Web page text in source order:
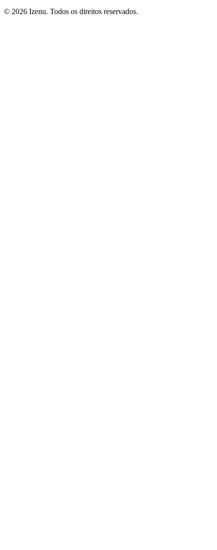
© 2026 Izenu. Todos os direitos reservados.